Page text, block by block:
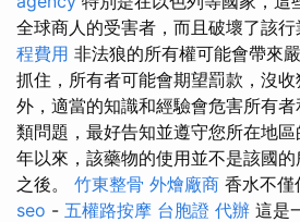
全球商人的受害者，而且破壞了該行
程費用 非法狼的所有權可能會帶來
抓住，所有者可能會期望罰款，沒
外，適當的知識和經驗會危害所有
類問題，最好告知並遵守您所在地
年以來，該藥物的使用並不是該國
之後。 竹東整骨 外燴廠商 香水不僅
seo - 五權路按摩 台胞證 代辦 這是